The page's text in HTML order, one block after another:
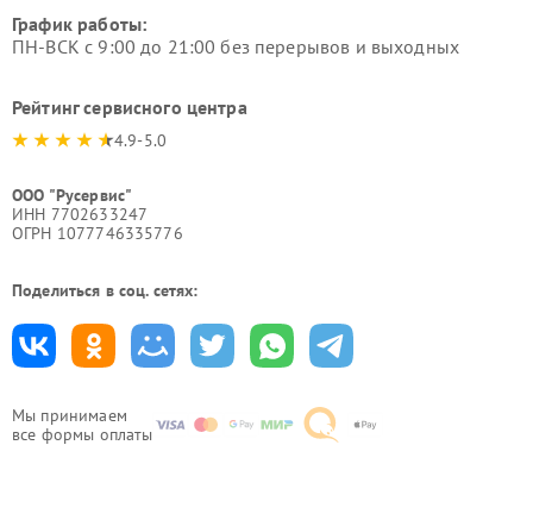
Мы принимаем
все формы оплаты
График работы:
ПН-ВСК с 9:00 до 21:00 без перерывов и выходных
Рейтинг сервисного центра
4.9-5.0
ООО "Русервис"
ИНН 7702633247
ОГРН 1077746335776
Поделиться в соц. сетях: